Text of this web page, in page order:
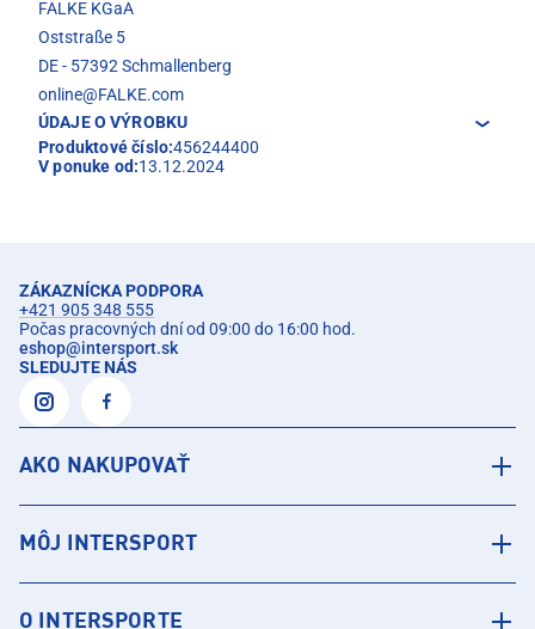
FALKE KGaA
Oststraße 5
DE - 57392 Schmallenberg
online@FALKE.com
ÚDAJE O VÝROBKU
Produktové číslo:456244400
V ponuke od:13.12.2024
ZÁKAZNÍCKA PODPORA
+421 905 348 555
Počas pracovných dní od 09:00 do 16:00 hod.
eshop@intersport.sk
SLEDUJTE NÁS
AKO NAKUPOVAŤ
MÔJ INTERSPORT
O INTERSPORTE